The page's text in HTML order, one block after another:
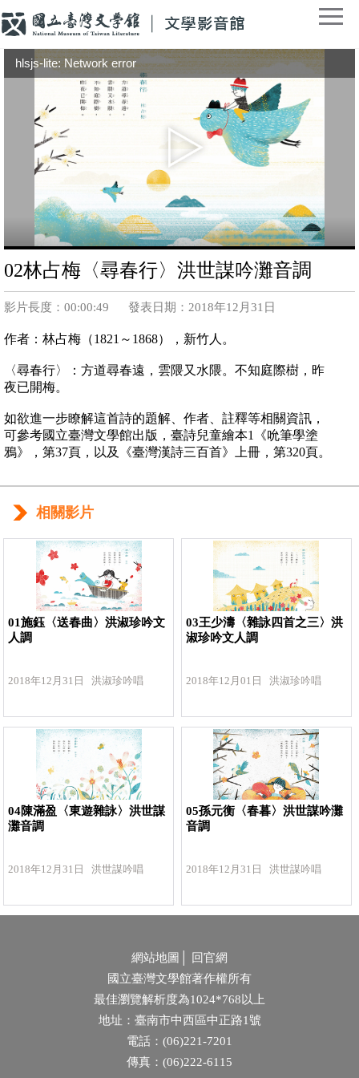
hlsjs-lite: Network error
02林占梅〈尋春行〉洪世謀吟灘音調
影片長度：00:00:49 發表日期：2018年12月31日
作者：林占梅（1821～1868），新竹人。
〈尋春行〉：方道尋春遠，雲隈又水隈。不知庭際樹，昨
夜已開梅。
如欲進一步瞭解這首詩的題解、作者、註釋等相關資訊，
可參考國立臺灣文學館出版，臺詩兒童繪本1《吮筆學塗
鴉》，第37頁，以及《臺灣漢詩三百首》上冊，第320頁。
相關影片
01施鈺〈送春曲〉洪淑珍吟文
人調
2018年12月31日 洪淑珍吟唱
03王少濤〈雜詠四首之三〉洪
淑珍吟文人調
2018年12月01日 洪淑珍吟唱
04陳滿盈〈東遊雜詠〉洪世謀
灘音調
2018年12月31日 洪世謀吟唱
05孫元衡〈春暮〉洪世謀吟灘
音調
2018年12月31日 洪世謀吟唱
網站地圖
回官網
國立臺灣文學館著作權所有
最佳瀏覽解析度為1024*768以上
地址：臺南市中西區中正路1號
電話：(06)221-7201
傳真：(06)222-6115